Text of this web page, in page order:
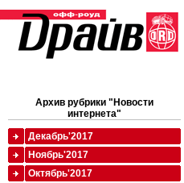
Архив рубрики "Новости
интернета"
Декабрь'2017
Ноябрь'2017
Октябрь'2017